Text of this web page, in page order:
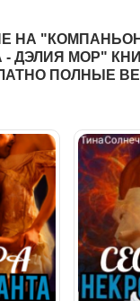
НА
- ДЭЛИЯ МОР"
ПОЛНЫЕ